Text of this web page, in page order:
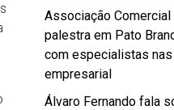
Associação
palestra em Pato
com especialistas
empresarial
Álvaro Fernando fala